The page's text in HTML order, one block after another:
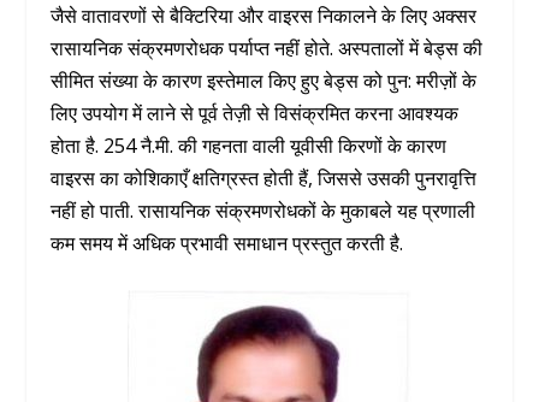
जैसे वातावरणों से बैक्टिरिया और वाइरस निकालने के लिए अक्सर
रासायनिक संक्रमणरोधक पर्याप्त नहीं होते. अस्पतालों में बेड्स की
सीमित संख्या के कारण इस्तेमाल किए हुए बेड्स को पुन: मरीज़ों के
लिए उपयोग में लाने से पूर्व तेज़ी से विसंक्रमित करना आवश्यक
होता है. 254 नै.मी. की गहनता वाली यूवीसी किरणों के कारण
वाइरस का कोशिकाएँ क्षतिग्रस्त होती हैं, जिससे उसकी पुनरावृत्ति
नहीं हो पाती. रासायनिक संक्रमणरोधकों के मुकाबले यह प्रणाली
कम समय में अधिक प्रभावी समाधान प्रस्तुत करती है.